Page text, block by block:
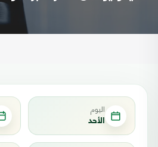
اليوم
الأحد